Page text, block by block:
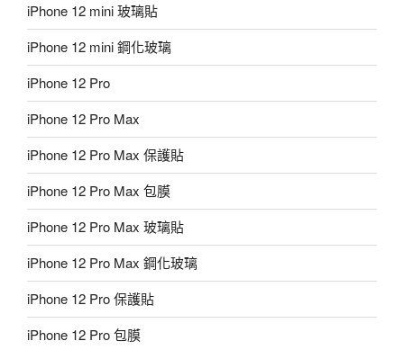
iPhone 12 mini 玻璃貼
iPhone 12 mini 鋼化玻璃
iPhone 12 Pro
iPhone 12 Pro Max
iPhone 12 Pro Max 保護貼
iPhone 12 Pro Max 包膜
iPhone 12 Pro Max 玻璃貼
iPhone 12 Pro Max 鋼化玻璃
iPhone 12 Pro 保護貼
iPhone 12 Pro 包膜